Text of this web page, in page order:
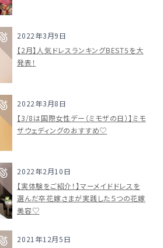
2022年3月9日
【2月】人気ドレスランキングBEST5を大
発表！
2022年3月8日
【3/8は国際女性デー（ミモザの日）】ミモ
ザウェディングのおすすめ♡
2022年2月10日
【実体験をご紹介！】マーメイドドレスを
選んだ卒花嫁さまが実践した５つの花嫁
美容♡
2021年12月5日